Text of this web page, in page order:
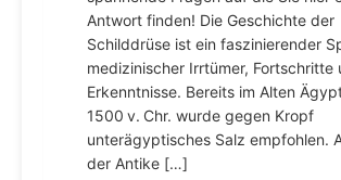
Antwort finden! Die Geschichte der
Schilddrüse ist ein faszinierender
medizinischer Irrtümer, Fortschritte
Erkenntnisse. Bereits im Alten
1500 v. Chr. wurde gegen Kropf
unterägyptisches Salz empfohlen.
der Antike […]